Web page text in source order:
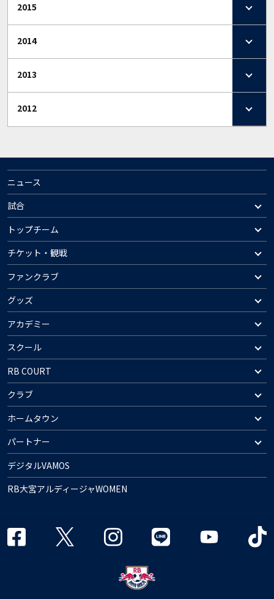
2015
2014
2013
2012
ニュース
試合
トップチーム
チケット・観戦
ファンクラブ
グッズ
アカデミー
スクール
RB COURT
クラブ
ホームタウン
パートナー
デジタルVAMOS
RB大宮アルディージャWOMEN